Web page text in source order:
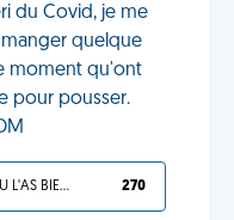
du Covid, je me
quelque
moment qu'ont
pour pousser.
TU L'AS BIEN MÉRITÉ 270